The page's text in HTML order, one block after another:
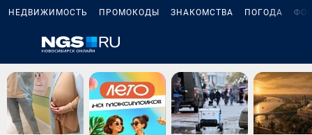
НЕДВИЖИМОСТЬ ПРОМОКОДЫ ЗНАКОМСТВА ПОГОДА